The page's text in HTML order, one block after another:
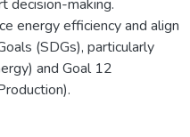
decision-making.
energy efficiency and align
(SDGs), particularly
and Goal 12